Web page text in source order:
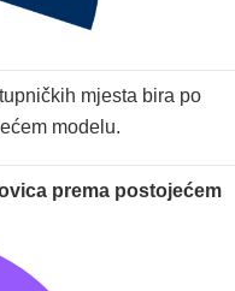
mjesta bira po
modelu.
prema postojećem